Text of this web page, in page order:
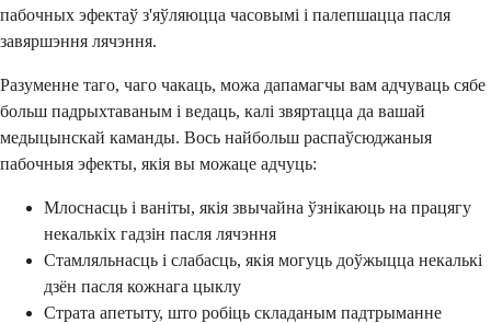
пабочных эфектаў з'яўляюцца часовымі і палепшацца пасля
завяршэння лячэння.
Разуменне таго, чаго чакаць, можа дапамагчы вам адчуваць сябе
больш падрыхтаваным і ведаць, калі звяртацца да вашай
медыцынскай каманды. Вось найбольш распаўсюджаныя
пабочныя эфекты, якія вы можаце адчуць:
Млоснасць і ваніты, якія звычайна ўзнікаюць на працягу
некалькіх гадзін пасля лячэння
Стамляльнасць і слабасць, якія могуць доўжыцца некалькі
дзён пасля кожнага цыклу
Страта апетыту, што робіць складаным падтрыманне